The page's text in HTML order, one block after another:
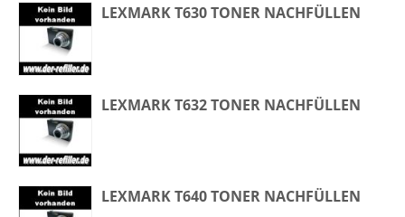
LEXMARK T630 TONER NACHFÜLLEN
LEXMARK T632 TONER NACHFÜLLEN
LEXMARK T640 TONER NACHFÜLLEN